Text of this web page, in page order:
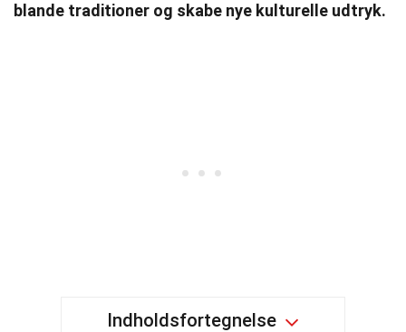
blande traditioner og skabe nye kulturelle udtryk.
Indholdsfortegnelse